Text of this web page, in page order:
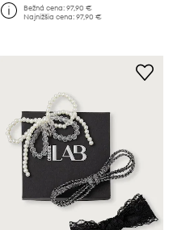
Bežná cena:97,90 €
Najnižšia cena:97,90 €